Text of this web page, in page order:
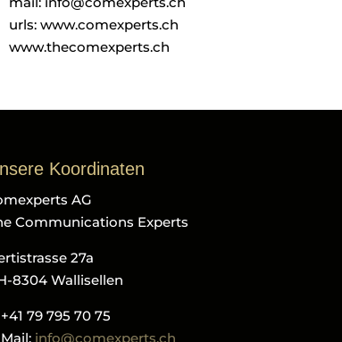
urls: www.comexperts.ch
www.thecomexperts.ch
Koordinaten
AG
Communications Experts
27a
8304 Wallisellen
79 795 70 75
info@comexperts.ch